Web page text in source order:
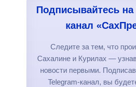
Подписывайтесь на
канал
Следите за тем, что
Сахалине и Курилах —
новости первыми.
Telegram-канал, вы